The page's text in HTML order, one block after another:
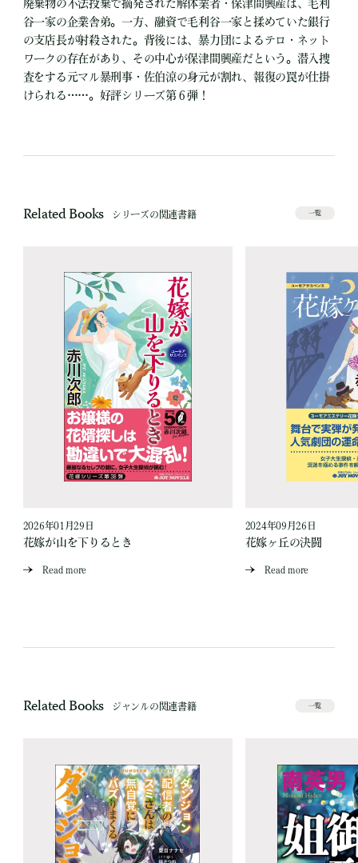
廃棄物の不法投棄で摘発された解体業者・保津間興産は、毛利
谷一家の企業舎弟。一方、融資で毛利谷一家と揉めていた銀行
の支店長が射殺された。背後には、暴力団によるテロ・ネット
ワークの存在があり、その中心が保津間興産だという。潜入捜
査をする元マル暴刑事・佐伯涼の身元が割れ、報復の罠が仕掛
けられる……。好評シリーズ第６弾！
Related Books シリーズの関連書籍 一覧
2026年01月29日
花嫁が山を下りるとき
Read more
2024年09月26日
花嫁ヶ丘の決闘
Read more
Related Books ジャンルの関連書籍 一覧